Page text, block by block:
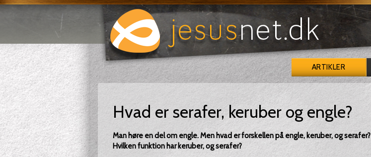
ARTIKLER
Hvad er serafer, keruber og engle?
Man høre en del om engle. Men hvad er forskellen på engle, keruber, og serafer?
Hvilken funktion har keruber, og serafer?